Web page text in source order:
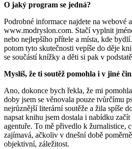
O jaký program se jedná?
Podrobné informace najdete na webové
www.modryslon.com. Stačí vyplnit
nebo nejlepšího přítele a místa, kde
potom tyto skutečnosti vepíše do děje
se součástí knížky a děti si pak v
Myslíš, že ti soutěž pomohla i v jiné
Ano, dokonce bych řekla, že mi
doby jsem se věnovala pouze tvůrčímu
nejrůznější literární soutěže a žila spíše
napsat knihu jsem dostala i nabídku
agentuře. To mě přivedlo k žurnalistice,
zajímavá, ačkoliv v dnešní době
objektivní, záležitost.